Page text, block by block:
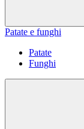
Patate e funghi
Patate
Funghi